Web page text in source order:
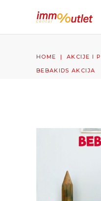
HOME | AKCIJE I
BEBAKIDS AKCIJA